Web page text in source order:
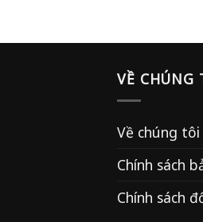
VỀ CHÚNG
Về chúng tôi
Chính sách
Chính sách